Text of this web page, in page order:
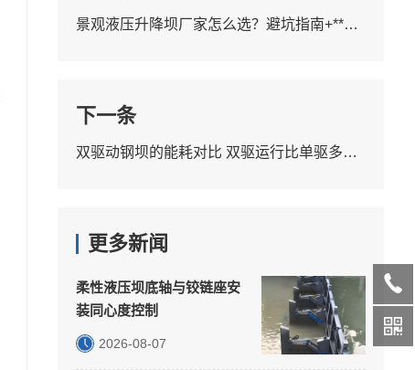
景观液压升降坝厂家怎么选？避坑指南+**建议
下一条
双驱动钢坝的能耗对比 双驱运行比单驱多耗多少电
更多新闻
柔性液压坝底轴与铰链座安
装同心度控制
2026-08-07